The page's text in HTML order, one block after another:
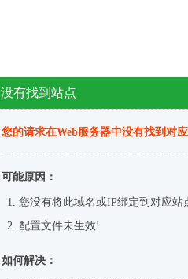
没有找到站点
您的请求在Web服务器中没有找到对
可能原因：
您没有将此域名或IP绑定到对应站
配置文件未生效!
如何解决：